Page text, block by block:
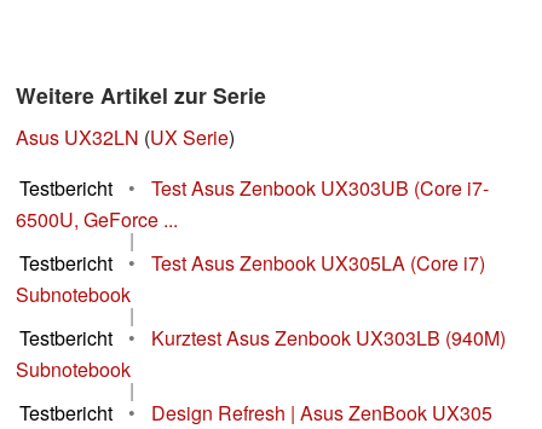
Weitere Artikel zur Serie
Asus UX32LN (UX Serie)
Testbericht
•
Test Asus Zenbook UX303UB (Core i7-
6500U, GeForce ...
|
Testbericht
•
Test Asus Zenbook UX305LA (Core i7)
Subnotebook
|
Testbericht
•
Kurztest Asus Zenbook UX303LB (940M)
Subnotebook
|
Testbericht
•
Design Refresh | Asus ZenBook UX305